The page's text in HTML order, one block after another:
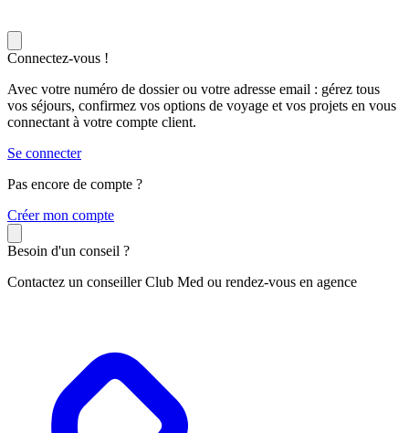
Connectez-vous !
Avec votre numéro de dossier ou votre adresse email : gérez tous
vos séjours, confirmez vos options de voyage et vos projets en vous
connectant à votre compte client.
Se connecter
Pas encore de compte ?
Créer mon compte
Besoin d'un conseil ?
Contactez un conseiller Club Med ou rendez-vous en agence